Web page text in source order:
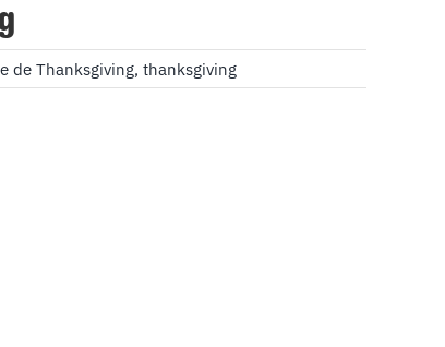
de Thanksgiving, thanksgiving